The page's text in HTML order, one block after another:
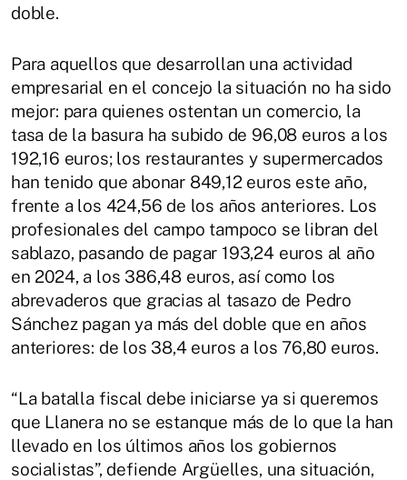
doble.
Para aquellos que desarrollan una actividad
empresarial en el concejo la situación no ha sido
mejor: para quienes ostentan un comercio, la
tasa de la basura ha subido de 96,08 euros a los
192,16 euros; los restaurantes y supermercados
han tenido que abonar 849,12 euros este año,
frente a los 424,56 de los años anteriores. Los
profesionales del campo tampoco se libran del
sablazo, pasando de pagar 193,24 euros al año
en 2024, a los 386,48 euros, así como los
abrevaderos que gracias al tasazo de Pedro
Sánchez pagan ya más del doble que en años
anteriores: de los 38,4 euros a los 76,80 euros.
“La batalla fiscal debe iniciarse ya si queremos
que Llanera no se estanque más de lo que la han
llevado en los últimos años los gobiernos
socialistas”, defiende Argüelles, una situación,